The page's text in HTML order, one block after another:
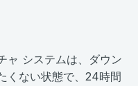
ャ システムは、ダウン
くない状態で、24時間